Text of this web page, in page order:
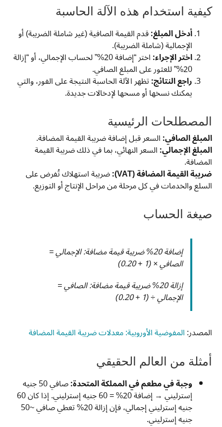
كيفية استخدام هذه الآلة الحاسبة
أدخل المبلغ:قدم القيمة الصافية (غير شاملة الضريبة) أو
الإجمالية (شاملة الضريبة).
اختر الإجراء: اختر “إضافة 20%” لحساب الإجمالي، أو “إزالة
20%” للعثور على المبلغ الصافي.
راجع النتائج:تظهر الآلة الحاسبة النتيجة على الفور، والتي
يمكنك نسخها أو مسحها لإدخالات جديدة.
المصطلحات الرئيسية
المبلغ الصافي:السعر قبل إضافة ضريبة القيمة المضافة.
المبلغ الإجمالي:السعر النهائي، بما في ذلك ضريبة القيمة
المضافة.
ضريبة القيمة المضافة (VAT): ضريبة استهلاك تُفرض على
السلع والخدمات في كل مرحلة من مراحل الإنتاج أو التوزيع.
صيغة الحساب
إضافة 20% ضريبة قيمة مضافة: الإجمالي =
الصافي × (1 + 0.20)
إزالة 20% ضريبة قيمة مضافة: الصافي =
الإجمالي ÷ (1 + 0.20)
المصدر:المفوضية الأوروبية: معدلات ضريبة القيمة المضافة
أمثلة من العالم الحقيقي
وجبة في مطعم في المملكة المتحدة: صافي 50 جنيه
إسترليني → إضافة 20% = 60 جنيه إسترليني. إذا كان 60
جنيه إسترليني إجمالي، فإن إزالة 20% تعطي صافي ~50
جنيه إسترليني.